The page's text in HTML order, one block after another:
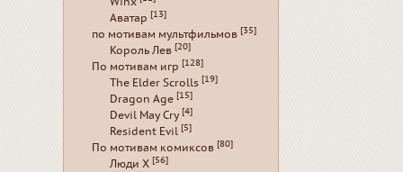
Аватар [13]
по мотивам мультфильмов [35]
Король Лев [20]
По мотивам игр [128]
The Elder Scrolls [19]
Dragon Age [15]
Devil May Cry [4]
Resident Evil [5]
По мотивам комиксов [80]
Люди Х [56]